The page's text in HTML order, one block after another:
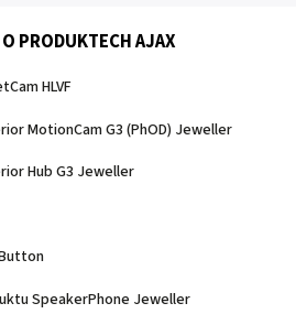
PRODUKTECH AJAX
HLVF
MotionCam G3 (PhOD) Jeweller
Hub G3 Jeweller
SpeakerPhone Jeweller